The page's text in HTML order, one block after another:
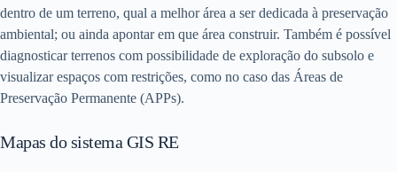
dentro de um terreno, qual a melhor área a ser dedicada à preservação
ambiental; ou ainda apontar em que área construir. Também é possível
diagnosticar terrenos com possibilidade de exploração do subsolo e
visualizar espaços com restrições, como no caso das Áreas de
Preservação Permanente (APPs).
Mapas do sistema GIS RE